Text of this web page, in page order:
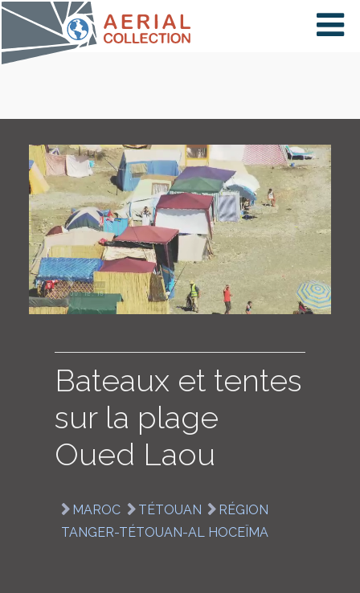
×
PAYS
CARTE
COLLECTIONS
LOGIN
Bateaux et tentes
sur la plage
Oued Laou
MAROC TÉTOUAN
RÉGION
TANGER-TÉTOUAN-AL HOCEÏMA